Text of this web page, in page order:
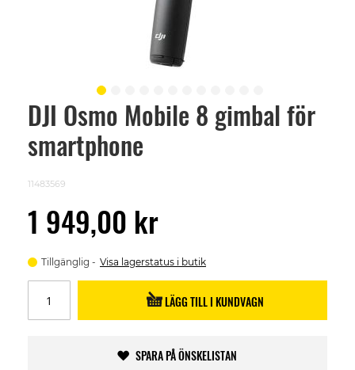
DJI Osmo Mobile 8 gimbal för
smartphone
11483569
1 949,00 kr
Tillgänglig Visa lagerstatus i butik
LÄGG TILL I KUNDVAGN
SPARA PÅ ÖNSKELISTAN
Skip
beginning
images